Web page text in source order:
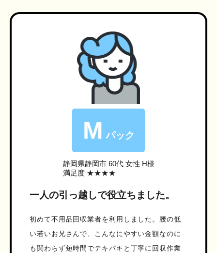
M パック
静岡県静岡市60代 女性 H様
満足度 ★★★★
一人の引っ越しで役立ちました。
初めて不用品回収業者を利用しました。腰の低
い若いお兄さんで、こんなにやすい金額なのに
も関わらず短時間でテキパキと丁寧に回収作業